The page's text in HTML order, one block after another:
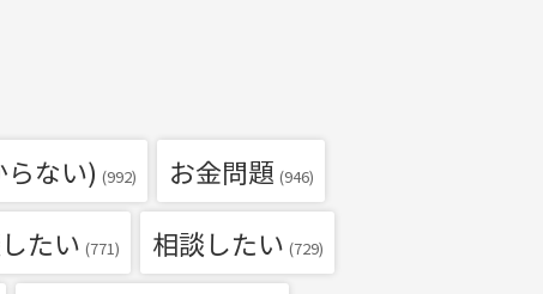
ない) (992) お金問題 (946)
たい (771) 相談したい (729)